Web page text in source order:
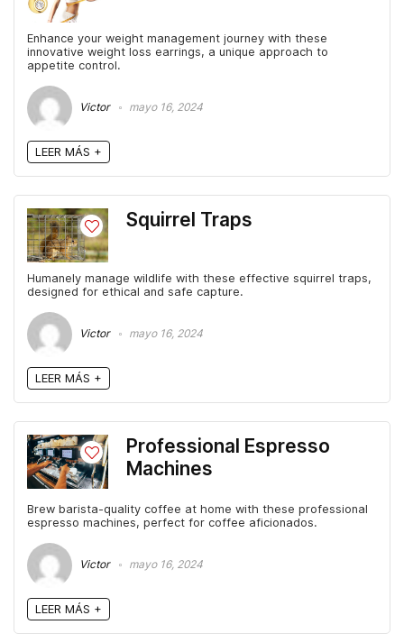
Enhance your weight management journey with these
innovative weight loss earrings, a unique approach to
appetite control.
Victor mayo 16, 2024
LEER MÁS +
Squirrel Traps
Humanely manage wildlife with these effective squirrel traps,
designed for ethical and safe capture.
Victor mayo 16, 2024
LEER MÁS +
Professional Espresso
Machines
Brew barista-quality coffee at home with these professional
espresso machines, perfect for coffee aficionados.
Victor mayo 16, 2024
LEER MÁS +